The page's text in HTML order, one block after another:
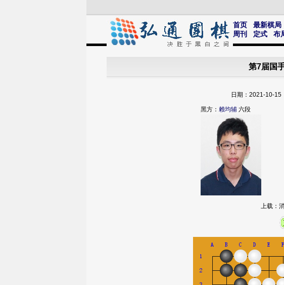
首页 最新棋局
周刊
定式 布
第7届国
日期：2021-10-
黑方： 赖均辅 六段
上载：